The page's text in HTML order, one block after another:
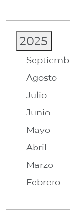
2025
Agosto
Julio
Junio
Mayo
Abril
Marzo
Febrero